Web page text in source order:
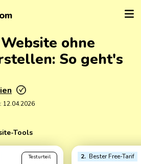
ohne
So geht's
12.04.2026
Tools
Testurteil 2 Bester Free-Tarif